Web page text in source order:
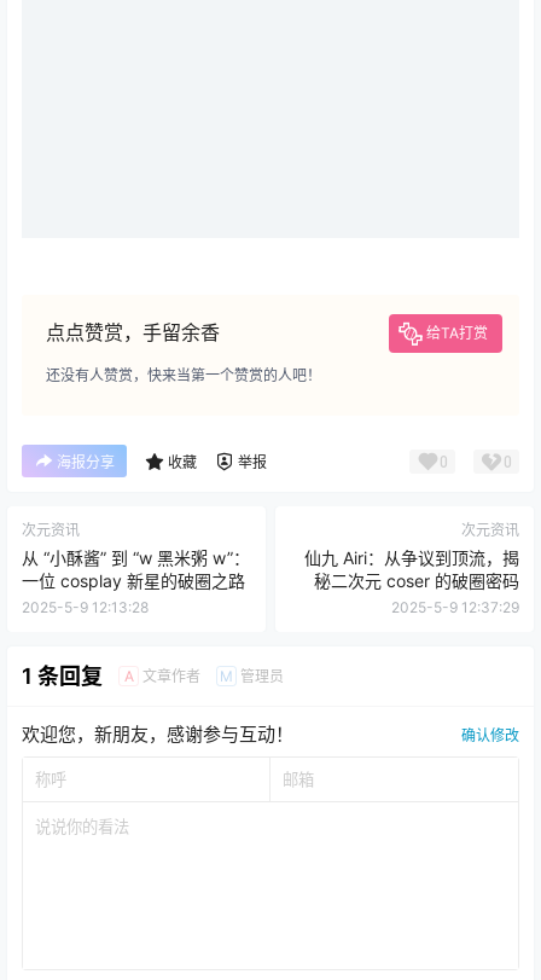
点点赞赏，手留余香 给TA打赏
还没有人赞赏，快来当第一个赞赏的人吧！
海报分享 收藏 举报 0 0
次元资讯
从 “小酥酱” 到 “w 黑米粥 w”：
一位 cosplay 新星的破圈之路
2025-5-9 12:13:28
次元资讯
仙九 Airi：从争议到顶流，揭
秘二次元 coser 的破圈密码
2025-5-9 12:37:29
1 条回复 A 文章作者 M 管理员
欢迎您，新朋友，感谢参与互动！ 确认修改